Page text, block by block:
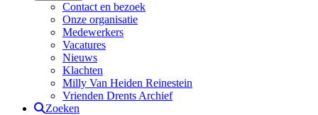
Contact en bezoek
Onze organisatie
Medewerkers
Vacatures
Nieuws
Klachten
Milly Van Heiden Reinestein
Vrienden Drents Archief
Zoeken